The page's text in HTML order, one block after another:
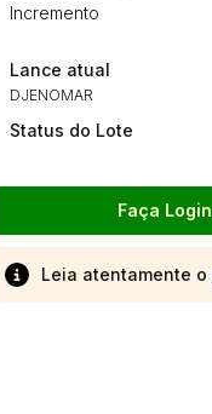
Incremento
Lance atual
DJENOMAR
Status do Lote
Faça Login
Leia atentamente o